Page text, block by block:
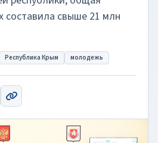
составила свыше 21 млн
Республика Крым молодежь
Скопировать ссылку